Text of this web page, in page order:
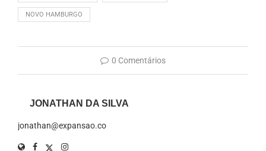
NOVO HAMBURGO
0 Comentários
JONATHAN DA SILVA
jonathan@expansao.co